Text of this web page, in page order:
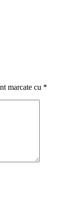
marcate cu *